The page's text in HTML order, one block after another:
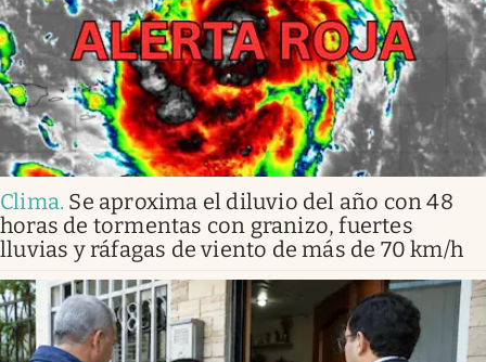
Clima. Se aproxima el diluvio del año con 48
horas de tormentas con granizo, fuertes
lluvias y ráfagas de viento de más de 70 km/h